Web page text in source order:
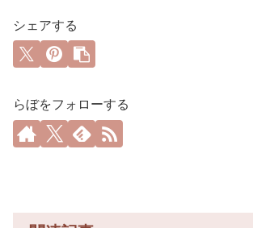
シェアする
らぼをフォローする